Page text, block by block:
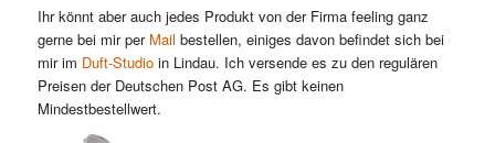
Ihr könnt aber auch jedes Produkt von der Firma feeling ganz
gerne bei mir per Mail bestellen, einiges davon befindet sich bei
mir im Duft-Studioin Lindau. Ich versende es zu den regulären
Preisen der Deutschen Post AG. Es gibt keinen
Mindestbestellwert.